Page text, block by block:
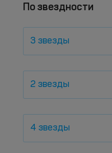
По звездности
3 звезды
2 звезды
4 звезды